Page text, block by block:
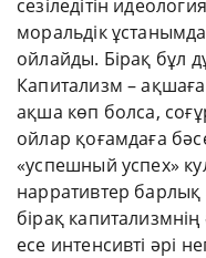
сезіледітін
моральдік
ойлайды. Бірақ бұл
Капитализм –
ақша көп болса,
ойлар қоғамдаға
«успешный успех»
нарративтер барлық
бірақ капитализмнің
есе интенсивті әрі